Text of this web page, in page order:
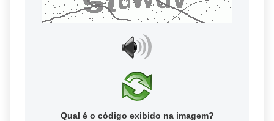
Qual é o código exibido na imagem?